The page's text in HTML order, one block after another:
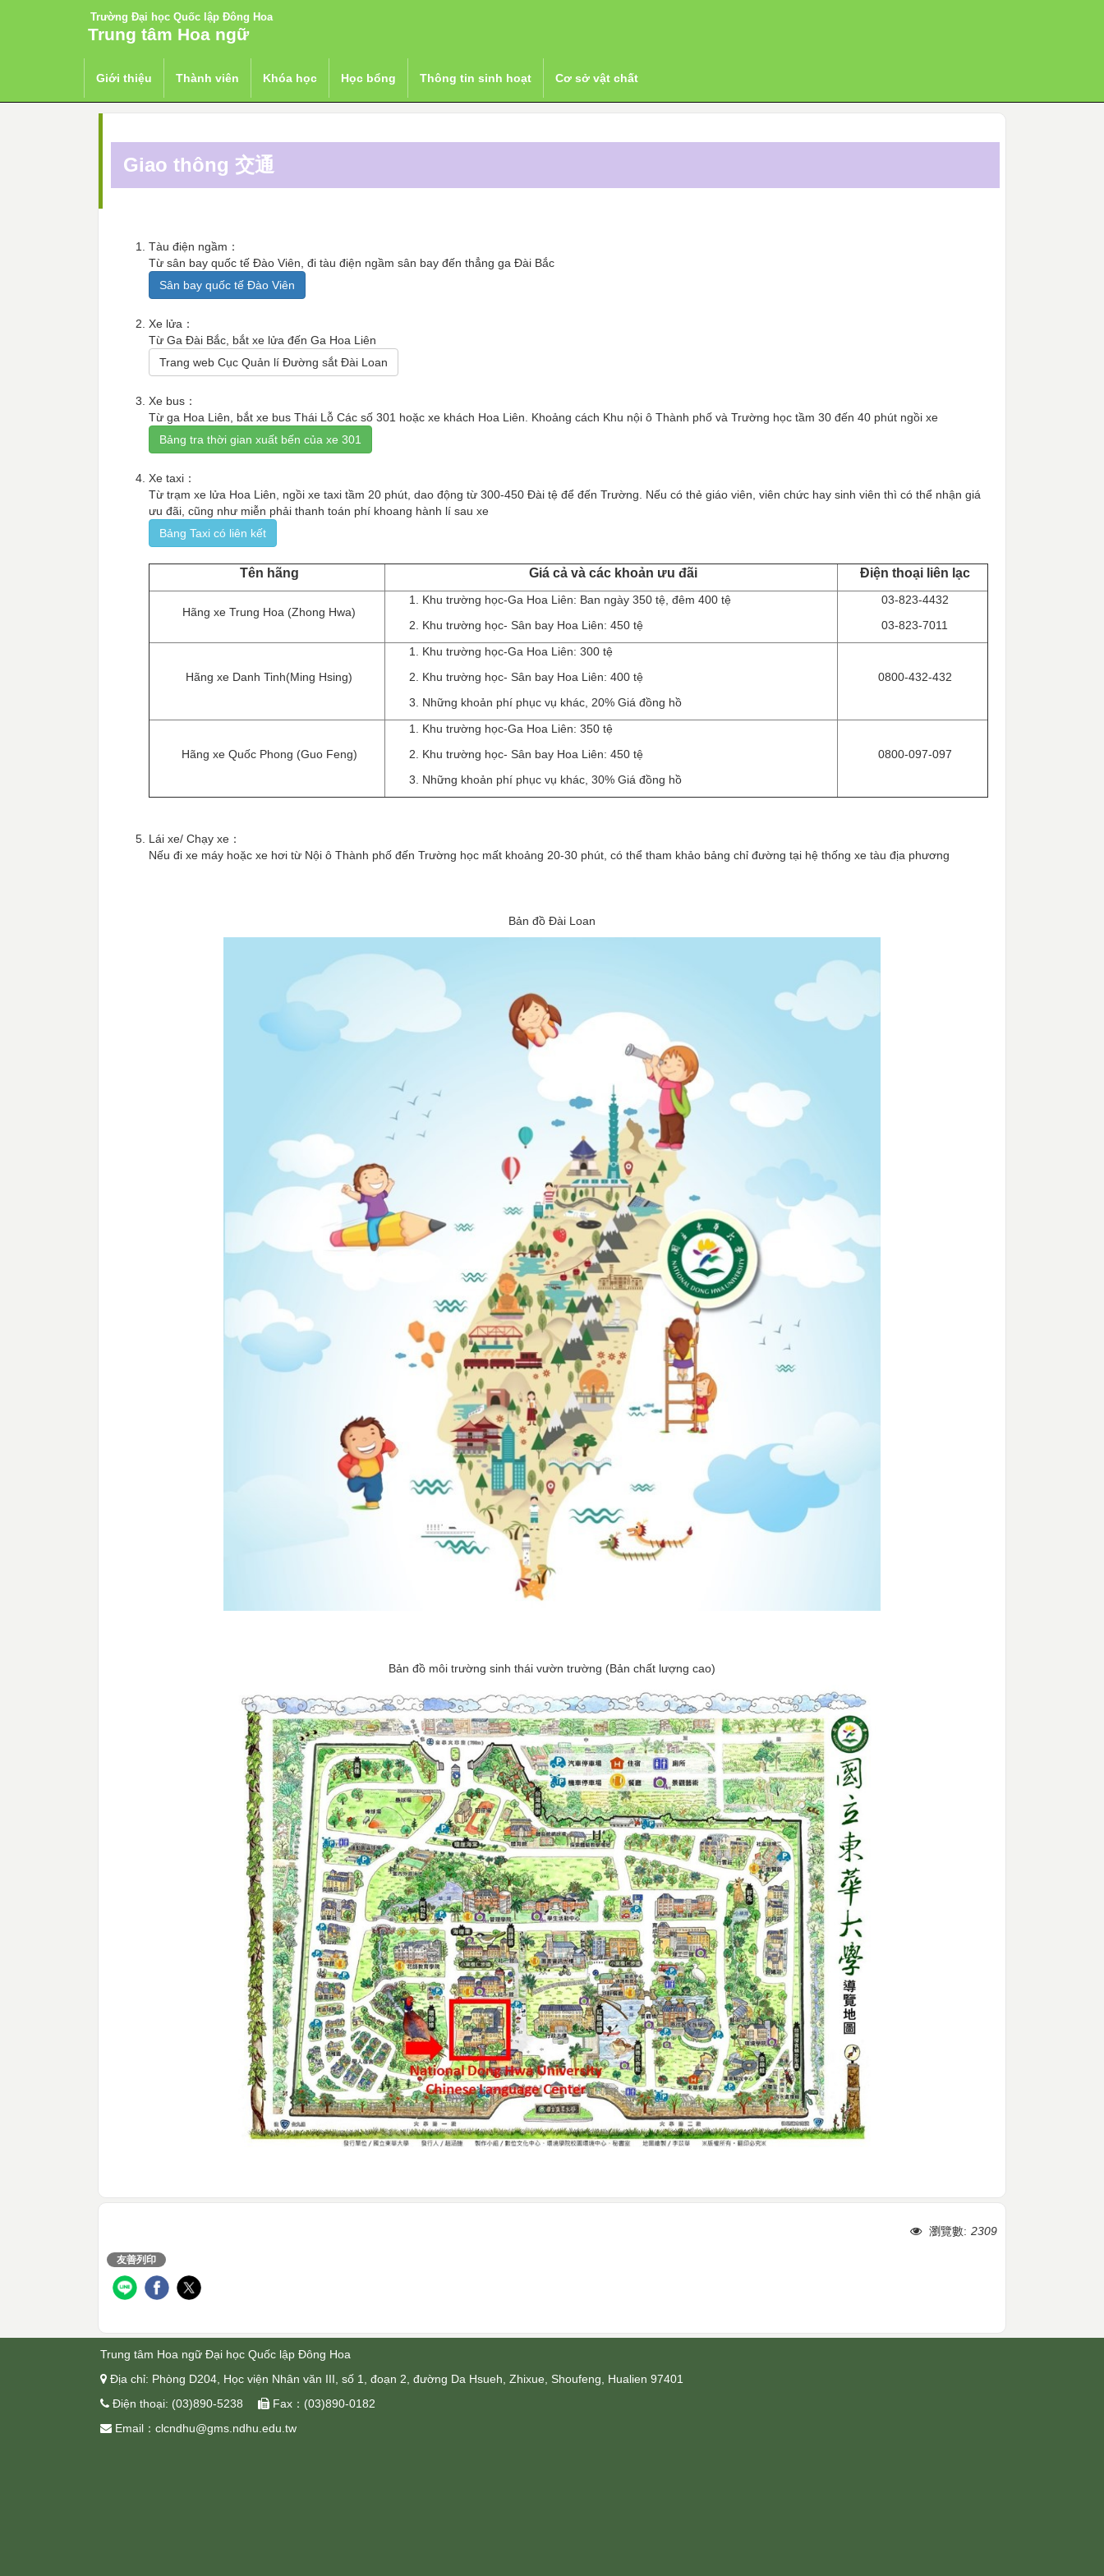
主
Trường Đại học Quốc lập Đông Hoa
Trung tâm Hoa ngữ
Giới thiệu Thành viên Khóa học Học bổng Thông tin sinh hoạt Cơ sở vật chất
首頁 Tiếng Việt 越南語 Thông tin sinh hoạt 生活資訊
Giao thông 交通
Tàu điện ngầm：
Từ sân bay quốc tế Đào Viên, đi tàu điện ngầm sân bay đến thẳng ga Đài Bắc
Sân bay quốc tế Đào Viên
Xe lửa：
Từ Ga Đài Bắc, bắt xe lửa đến Ga Hoa Liên
Trang web Cục Quản lí Đường sắt Đài Loan
Xe bus：
Từ ga Hoa Liên, bắt xe bus Thái Lỗ Các số 301 hoặc xe khách Hoa Liên. Khoảng cách Khu nội ô Thành phố và Trường học tầm 30 đến 40 phút ngồi xe
Bảng tra thời gian xuất bến của xe 301
Xe taxi：
Từ trạm xe lửa Hoa Liên, ngồi xe taxi tầm 20 phút, dao động từ 300-450 Đài tệ để đến Trường. Nếu có thẻ giáo viên, viên chức hay sinh viên thì có thể nhận giá
ưu đãi, cũng như miễn phải thanh toán phí khoang hành lí sau xe
Bảng Taxi có liên kết
Tên hãng Giá cả và các khoản ưu đãi Điện thoại liên lạc
Hãng xe Trung Hoa (Zhong Hwa)
Khu trường học-Ga Hoa Liên: Ban ngày 350 tệ, đêm 400 tệ
Khu trường học- Sân bay Hoa Liên: 450 tệ
03-823-4432
03-823-7011
Hãng xe Danh Tinh(Ming Hsing)
Khu trường học-Ga Hoa Liên: 300 tệ
Khu trường học- Sân bay Hoa Liên: 400 tệ
Những khoản phí phục vụ khác, 20% Giá đồng hồ
0800-432-432
Hãng xe Quốc Phong (Guo Feng)
Khu trường học-Ga Hoa Liên: 350 tệ
Khu trường học- Sân bay Hoa Liên: 450 tệ
Những khoản phí phục vụ khác, 30% Giá đồng hồ
0800-097-097
Lái xe/ Chạy xe：
Nếu đi xe máy hoặc xe hơi từ Nội ô Thành phố đến Trường học mất khoảng 20-30 phút, có thể tham khảo bảng chỉ đường tại hệ thống xe tàu địa phương
Bản đồ Đài Loan
Bản đồ môi trường sinh thái vườn trường (Bản chất lượng cao)
瀏覽數: 2309
友善列印
Trung tâm Hoa ngữ Đại học Quốc lập Đông Hoa
 Địa chỉ: Phòng D204, Học viện Nhân văn III, số 1, đoạn 2, đường Da Hsueh, Zhixue, Shoufeng, Hualien 97401
 Điện thoại: (03)890-5238  Fax：(03)890-0182
 Email：clcndhu@gms.ndhu.edu.tw